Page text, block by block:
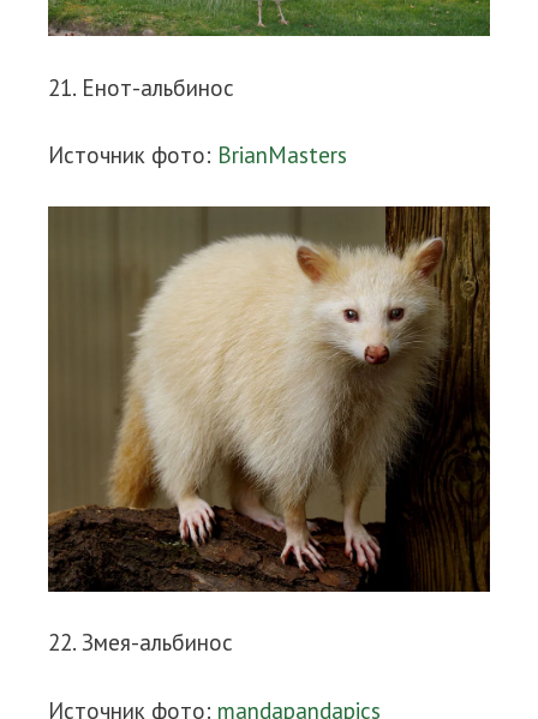
21. Енот-альбинос
Источник фото: BrianMasters
22. Змея-альбинос
Источник фото: mandapandapics